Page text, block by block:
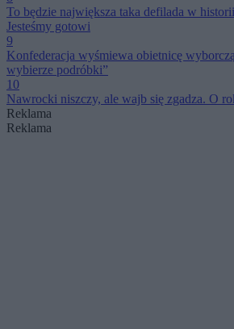
To będzie największa taka defilada w
Jesteśmy gotowi
9
Konfederacja wyśmiewa obietnicę
wybierze podróbki”
10
Nawrocki niszczy, ale wajb się zgadza. O
Reklama
Reklama